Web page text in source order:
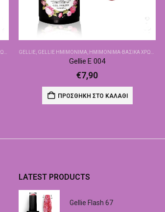
GELLIE, GELLIE ΗΜΙΜΌΝΙΜΑ, ΗΜΙΜΌΝΙΜΑ-ΒΑΣΙΚΆ ΧΡΏΜΑΤΑ
Gellie E 004
€7,90
ΠΡΟΣΘΉΚΗ ΣΤΟ ΚΑΛΆΘΙ
LATEST PRODUCTS
Gellie Flash 67